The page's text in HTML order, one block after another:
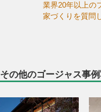
業界20年以上の
家づくりを質問
その他のゴージャス事